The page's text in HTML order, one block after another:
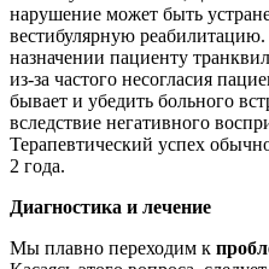
нарушение может быть
вестибулярную
назначении пациенту
из-за частого несогласия
бывает и убедить больного
вследствие негативного
Терапевтический успех
2 года.
Диагностика и лечение
Мы плавно переходим к